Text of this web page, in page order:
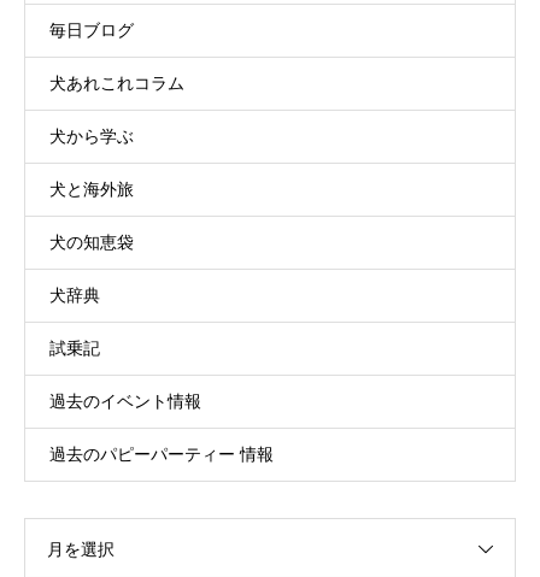
毎日ブログ
犬あれこれコラム
犬から学ぶ
犬と海外旅
犬の知恵袋
犬辞典
試乗記
過去のイベント情報
過去のパピーパーティー 情報
月を選択